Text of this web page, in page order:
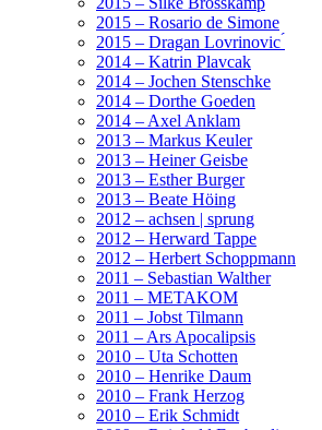
2015 – Rosario de Simone
2015 – Dragan Lovrinovic ́
2014 – Katrin Plavcak
2014 – Jochen Stenschke
2014 – Dorthe Goeden
2014 – Axel Anklam
2013 – Markus Keuler
2013 – Heiner Geisbe
2013 – Esther Burger
2013 – Beate Höing
2012 – achsen | sprung
2012 – Herward Tappe
2012 – Herbert Schoppmann
2011 – Sebastian Walther
2011 – METAKOM
2011 – Jobst Tilmann
2011 – Ars Apocalipsis
2010 – Uta Schotten
2010 – Henrike Daum
2010 – Frank Herzog
2010 – Erik Schmidt